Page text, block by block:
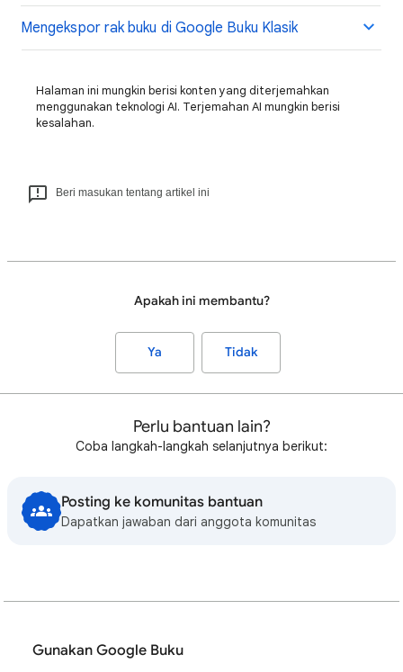
Mengekspor rak buku di Google Buku Klasik
Halaman ini mungkin berisi konten yang diterjemahkan
menggunakan teknologi AI. Terjemahan AI mungkin berisi
kesalahan.
Beri masukan tentang artikel ini
Apakah ini membantu?
Ya Tidak
Perlu bantuan lain?
Coba langkah-langkah selanjutnya berikut:
Posting ke komunitas bantuan
Dapatkan jawaban dari anggota komunitas
Gunakan Google Buku